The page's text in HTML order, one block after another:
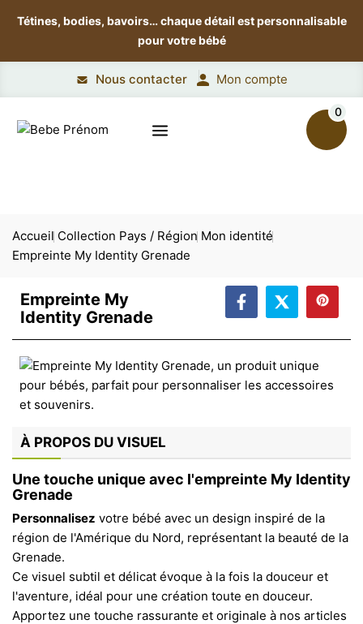
Tétines, bodies, bavoirs…chaque détail est personnalisable
pour votre bébé
Nous contacter Mon compte
0
Accueil Collection Pays / Région Mon identité
Empreinte My Identity Grenade
Empreinte My
Identity Grenade
À PROPOS DU VISUEL
Une touche unique avec l'empreinte My Identity
Grenade
Personnalisez votre bébé avec un design inspiré de la
région de l'Amérique du Nord, représentant la beauté de la
Grenade.
Ce visuel subtil et délicat évoque à la fois la douceur et
l'aventure, idéal pour une création toute en douceur.
Apportez une touche rassurante et originale à nos articles